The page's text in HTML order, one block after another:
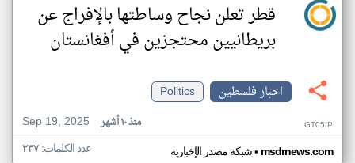
قطر تعلن نجاح وساطتها بالإفراج عن
بريطانيين محتجزين في أفغانستان
اخبار فلسطين
Politics
Sep 19, 2025
منذ ١٠ أشهر GT05IP
شبكة مصدر الإخبارية• msdrnews.com عدد الكلمات: ٢٣٧